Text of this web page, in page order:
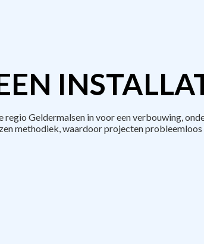
Geldermalsen in voor een verbouwing,
methodiek, waardoor projecten probleemloos